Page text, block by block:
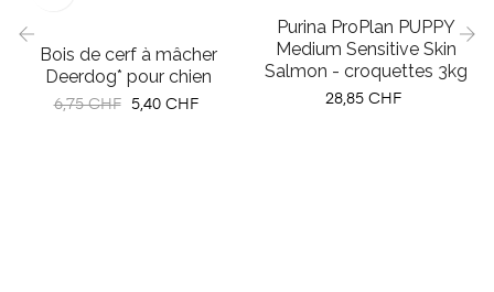
Bois de cerf à mâcher
Deerdog* pour chien
Prix
6,75 CHF Prix
5,40 CHF
Purina ProPlan PUPPY
Medium Sensitive Skin
Salmon - croquettes 3kg
Prix
28,85 CHF
›